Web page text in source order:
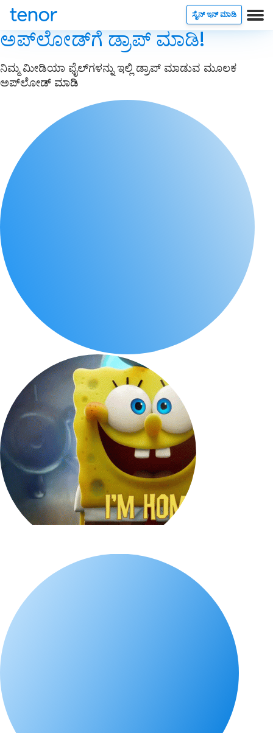
ಸೈನ್ ಇನ್ ಮಾಡಿ
ಅಪ್‌ಲೋಡ್‌ಗೆ ಡ್ರಾಪ್ ಮಾಡಿ!
ನಿಮ್ಮ ಮೀಡಿಯಾ ಫೈಲ್‌ಗಳನ್ನು ಇಲ್ಲಿ ಡ್ರಾಪ್ ಮಾಡುವ ಮೂಲಕ
ಅಪ್‌ಲೋಡ್ ಮಾಡಿ